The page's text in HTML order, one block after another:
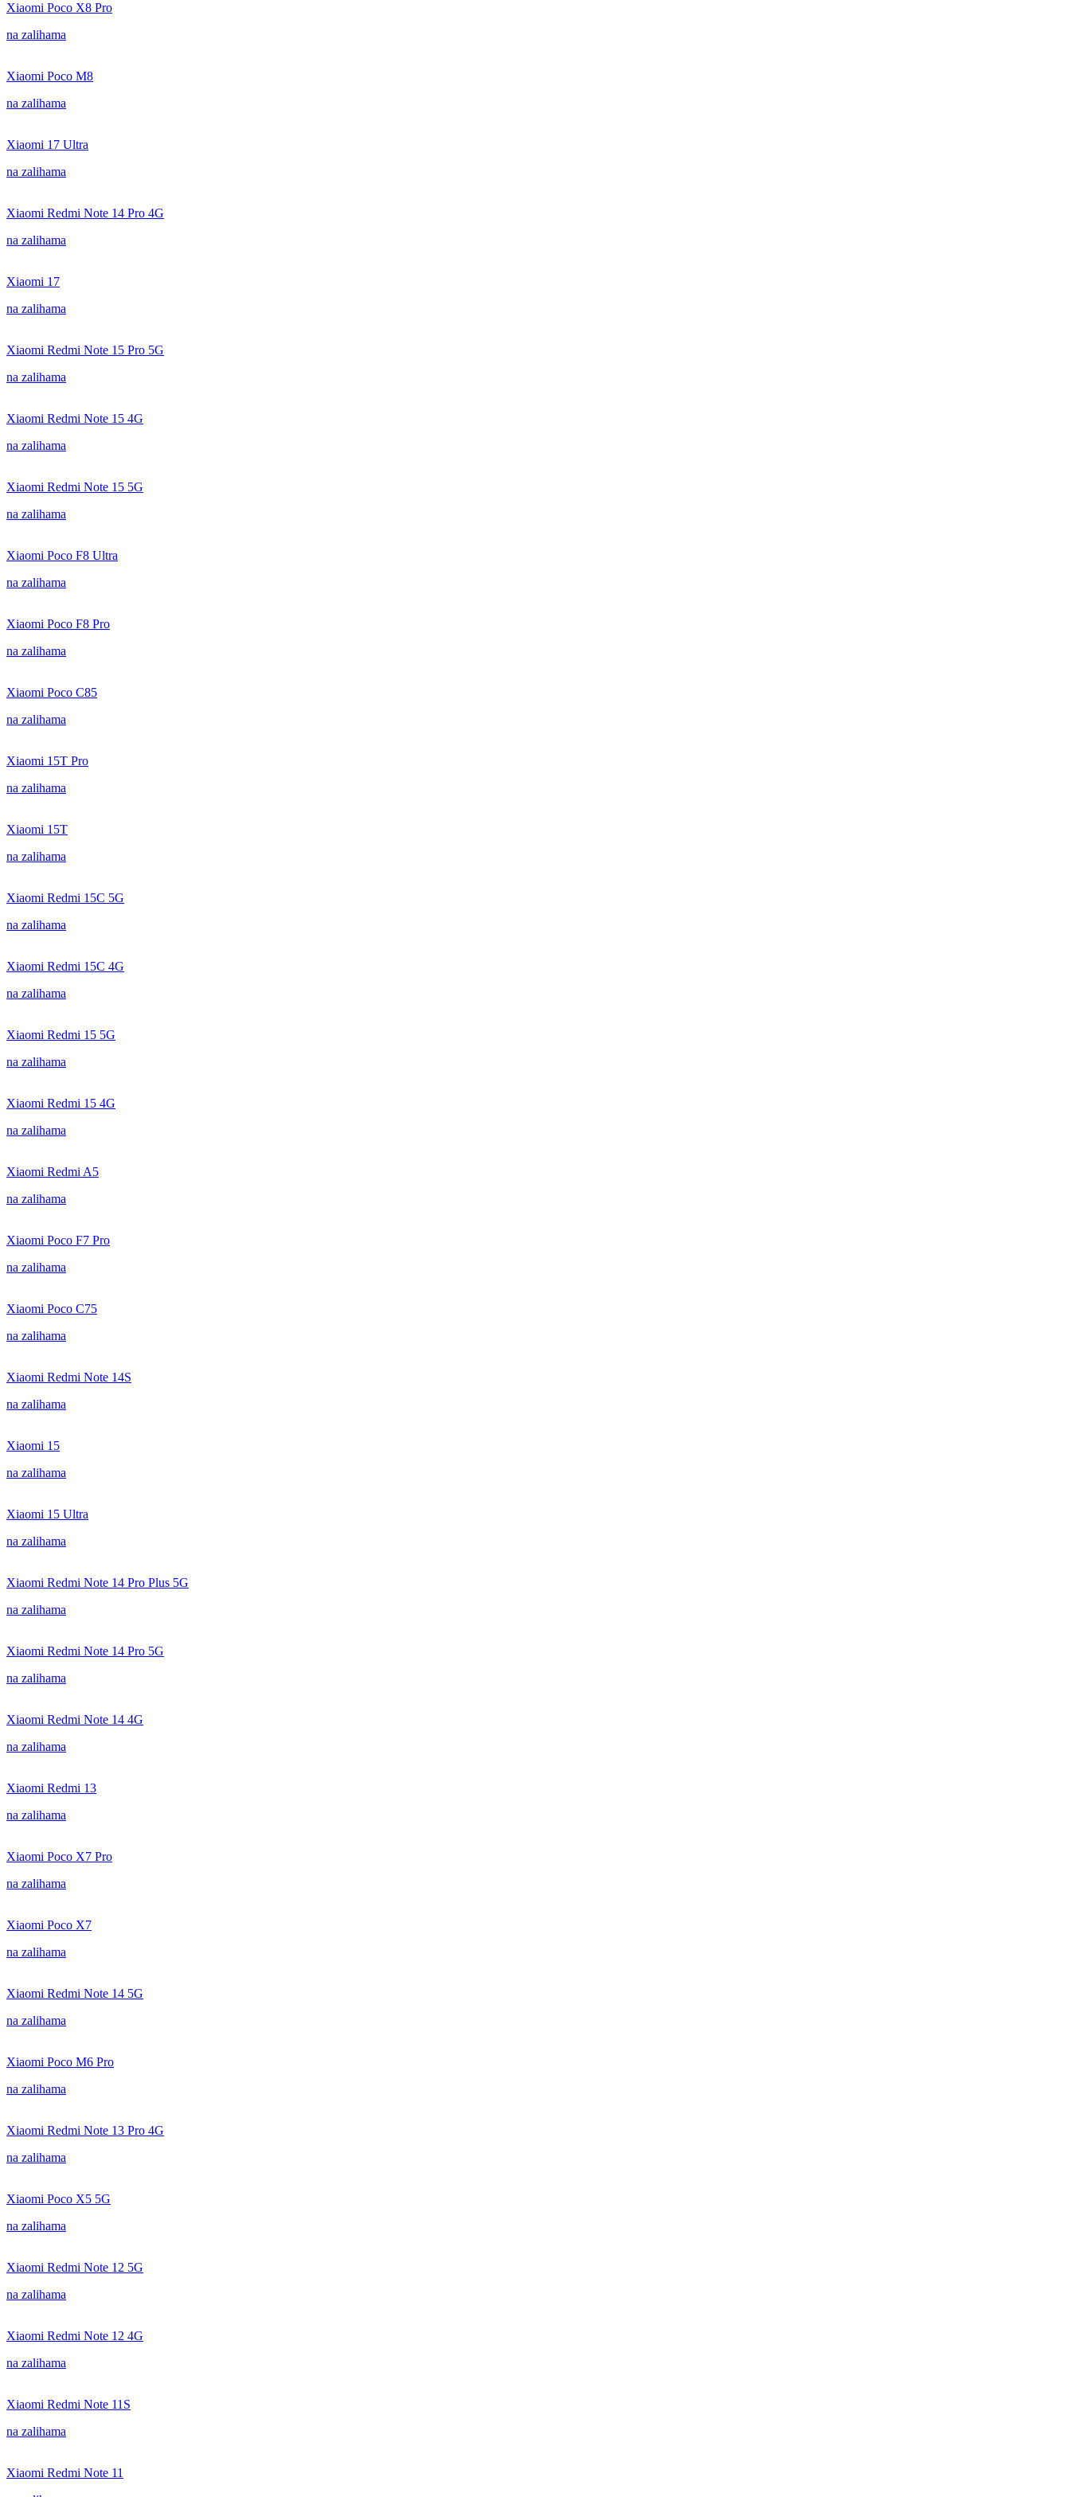
Xiaomi Poco X8 Pro
na zalihama
Xiaomi Poco M8
na zalihama
Xiaomi 17 Ultra
na zalihama
Xiaomi Redmi Note 14 Pro 4G
na zalihama
Xiaomi 17
na zalihama
Xiaomi Redmi Note 15 Pro 5G
na zalihama
Xiaomi Redmi Note 15 4G
na zalihama
Xiaomi Redmi Note 15 5G
na zalihama
Xiaomi Poco F8 Ultra
na zalihama
Xiaomi Poco F8 Pro
na zalihama
Xiaomi Poco C85
na zalihama
Xiaomi 15T Pro
na zalihama
Xiaomi 15T
na zalihama
Xiaomi Redmi 15C 5G
na zalihama
Xiaomi Redmi 15C 4G
na zalihama
Xiaomi Redmi 15 5G
na zalihama
Xiaomi Redmi 15 4G
na zalihama
Xiaomi Redmi A5
na zalihama
Xiaomi Poco F7 Pro
na zalihama
Xiaomi Poco C75
na zalihama
Xiaomi Redmi Note 14S
na zalihama
Xiaomi 15
na zalihama
Xiaomi 15 Ultra
na zalihama
Xiaomi Redmi Note 14 Pro Plus 5G
na zalihama
Xiaomi Redmi Note 14 Pro 5G
na zalihama
Xiaomi Redmi Note 14 4G
na zalihama
Xiaomi Redmi 13
na zalihama
Xiaomi Poco X7 Pro
na zalihama
Xiaomi Poco X7
na zalihama
Xiaomi Redmi Note 14 5G
na zalihama
Xiaomi Poco M6 Pro
na zalihama
Xiaomi Redmi Note 13 Pro 4G
na zalihama
Xiaomi Poco X5 5G
na zalihama
Xiaomi Redmi Note 12 5G
na zalihama
Xiaomi Redmi Note 12 4G
na zalihama
Xiaomi Redmi Note 11S
na zalihama
Xiaomi Redmi Note 11